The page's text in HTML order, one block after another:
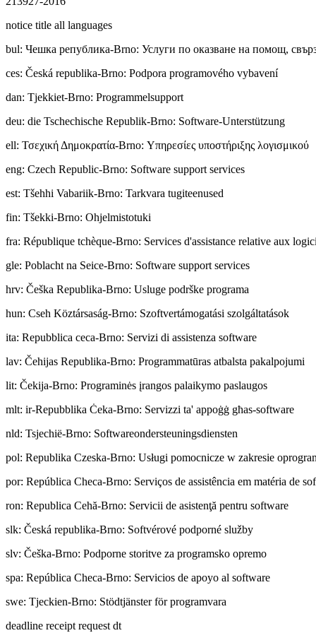
notice title all languages
bul: Чешка република-Brno: Услуги по оказване на помощ,
ces: Česká republika-Brno: Podpora programového vybavení
dan: Tjekkiet-Brno: Programmelsupport
deu: die Tschechische Republik-Brno: Software-Unterstützung
ell: Τσεχική Δημοκρατία-Brno: Υπηρεσίες υποστήριξης λογισμικού
eng: Czech Republic-Brno: Software support services
est: Tšehhi Vabariik-Brno: Tarkvara tugiteenused
fin: Tšekki-Brno: Ohjelmistotuki
fra: République tchèque-Brno: Services d'assistance relative aux
gle: Poblacht na Seice-Brno: Software support services
hrv: Češka Republika-Brno: Usluge podrške programa
hun: Cseh Köztársaság-Brno: Szoftvertámogatási szolgáltatások
ita: Repubblica ceca-Brno: Servizi di assistenza software
lav: Čehijas Republika-Brno: Programmatūras atbalsta pakalpojumi
lit: Čekija-Brno: Programinės įrangos palaikymo paslaugos
mlt: ir-Repubblika Ċeka-Brno: Servizzi ta' appoġġ għas-software
nld: Tsjechië-Brno: Softwareondersteuningsdiensten
pol: Republika Czeska-Brno: Usługi pomocnicze w zakresie
por: República Checa-Brno: Serviços de assistência em matéria de
ron: Republica Cehă-Brno: Servicii de asistenţă pentru software
slk: Česká republika-Brno: Softvérové podporné služby
slv: Češka-Brno: Podporne storitve za programsko opremo
spa: República Checa-Brno: Servicios de apoyo al software
swe: Tjeckien-Brno: Stödtjänster för programvara
deadline receipt request dt